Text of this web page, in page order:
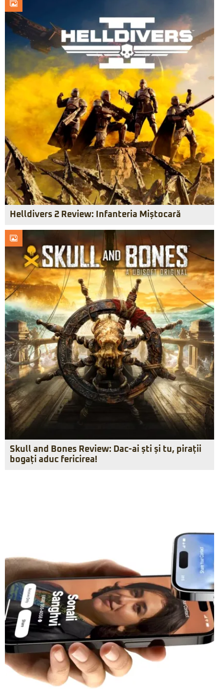
Helldivers 2 Review: Infanteria Miștocară
Skull and Bones Review: Dac-ai ști și tu, pirații
bogați aduc fericirea!